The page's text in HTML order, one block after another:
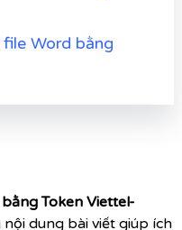
Word bằng
Token Viettel-
dung bài viết giúp ích